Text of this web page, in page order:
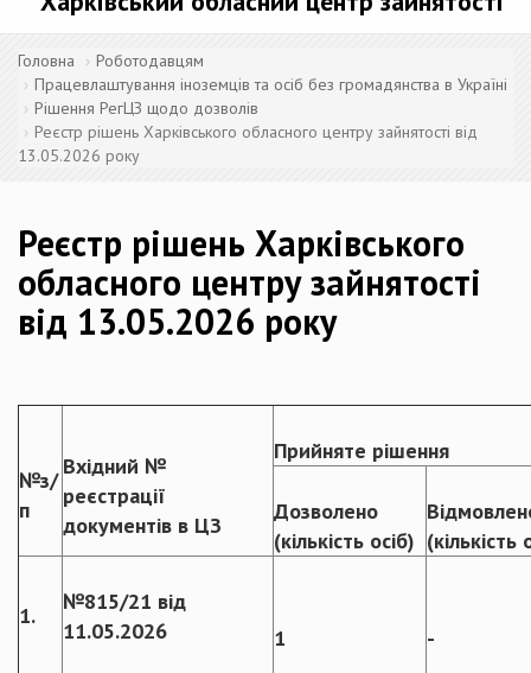
Головна
Роботодавцям
Працевлаштування іноземців та осіб без громадянства в Україні
Рішення РегЦЗ щодо дозволів
Реєстр рішень Харківського обласного центру зайнятості від
13.05.2026 року
Реєстр рішень Харківського
обласного центру зайнятості
від 13.05.2026 року
№з/
п
Вхідний №
реєстрації
документів в ЦЗ
Прийняте рішення
Дозволено
(кількість осіб) (кількість
1.
№815/21 від
11.05.2026
1 -